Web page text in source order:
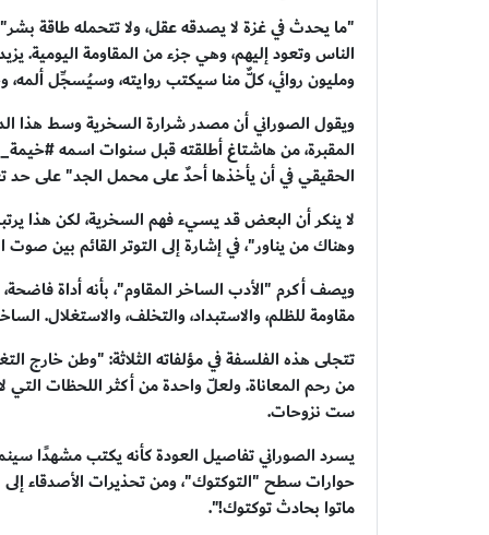
"ما يحدث في غزة لا يصدقه عقل، ولا تتحمله طاقة
الناس وتعود إليهم، وهي جزء من المقاومة اليومية.
ومليون روائي، كلٌّ منا سيكتب روايته، وسيُسجِّل ألمه،
ويقول الصوراني أن مصدر شرارة السخرية وسط هذا
المقبرة، من هاشتاغ أطلقته قبل سنوات اسمه
الحقيقي في أن يأخذها أحدٌ على محمل الجد" على حد
لا ينكر أن البعض قد يسيء فهم السخرية، لكن هذا
وهناك من يناور"، في إشارة إلى التوتر القائم بين
ويصف أكرم "الأدب الساخر المقاوم"، بأنه أداة
مقاومة للظلم، والاستبداد، والتخلف، والاستغلال.
تتجلى هذه الفلسفة في مؤلفاته الثلاثة: "وطن خارج
من رحم المعاناة. ولعلّ واحدة من أكثر اللحظات التي
ست نزوحات.
يسرد الصوراني تفاصيل العودة كأنه يكتب مشهدًا
حوارات سطح "التوكتوك"، ومن تحذيرات الأصدقاء
ماتوا بحادث توكتوك!".